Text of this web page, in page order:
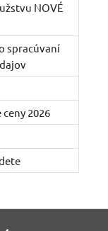
NOVÉ
spracúvaní
2026